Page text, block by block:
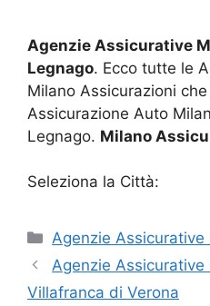
Agenzie Assicurative
Legnago. Ecco tutte le
Milano Assicurazioni
Assicurazione Auto
Legnago. Milano
Seleziona la Città:
Categorie
Agenzie
Agenzie
Villafranca di Verona